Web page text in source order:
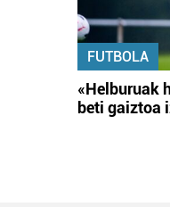
FUTBOLA
«Helburuak
beti gaiztoa